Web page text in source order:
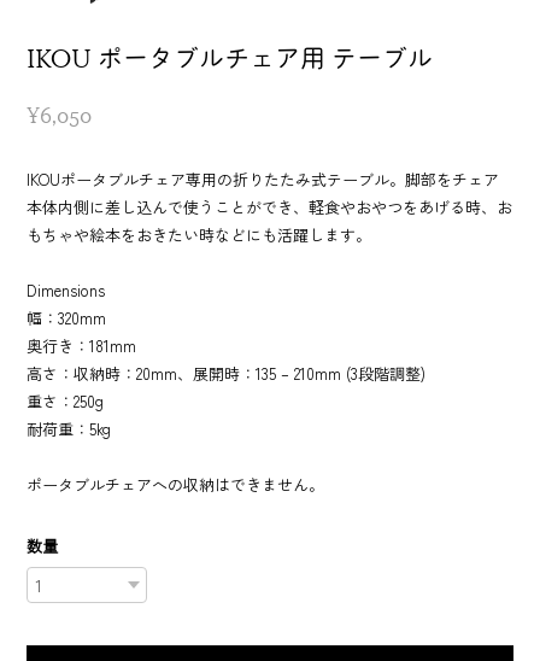
IKOU ポータブルチェア用 テーブル
¥6,050
IKOUポータブルチェア専用の折りたたみ式テーブル。脚部をチェア
本体内側に差し込んで使うことができ、軽食やおやつをあげる時、お
もちゃや絵本をおきたい時などにも活躍します。
Dimensions
幅：320mm
奥行き：181mm
高さ：収納時：20mm、展開時：135 – 210mm (3段階調整)
重さ：250g
耐荷重：5kg
ポータブルチェアへの収納はできません。
数量